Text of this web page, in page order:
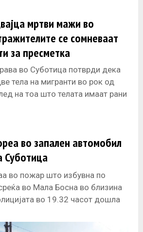
мртви мажи во
се сомневаат
за пресметка
во Суботица потврди дека
тела на мигранти во рок од
на тоа што телата имаат рани
во запален автомобил
Суботица
во пожар што избувна по
во Мала Босна во близина
во 19.32 часот дошла